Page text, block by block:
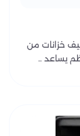
خزانات من
يساعد ..